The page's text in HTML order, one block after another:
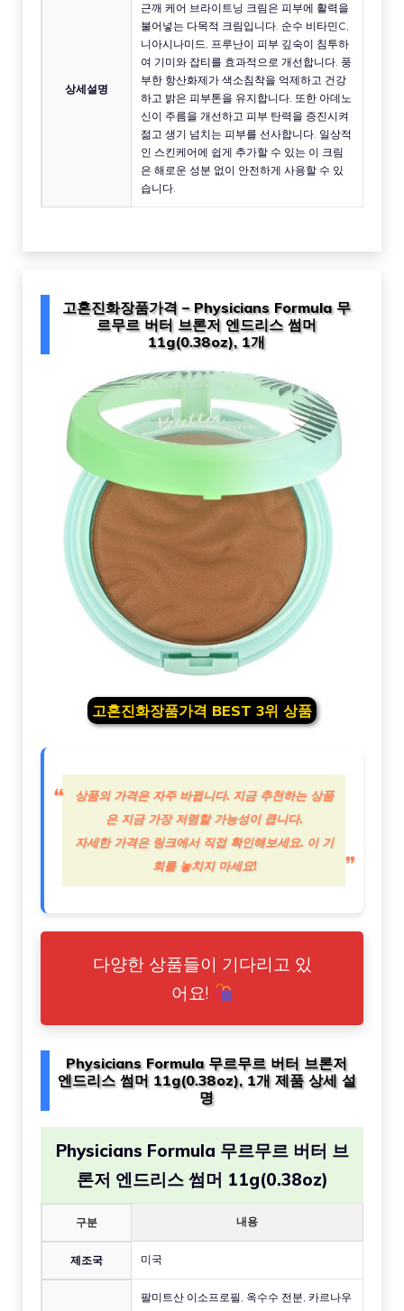
상세설명
근깨 케어 브라이트닝 크림은 피부에 활력을
불어넣는 다목적 크림입니다. 순수 비타민C,
니아시나미드, 프루난이 피부 깊숙이 침투하
여 기미와 잡티를 효과적으로 개선합니다. 풍
부한 항산화제가 색소침착을 억제하고 건강
하고 밝은 피부톤을 유지합니다. 또한 아데노
신이 주름을 개선하고 피부 탄력을 증진시켜
젊고 생기 넘치는 피부를 선사합니다. 일상적
인 스킨케어에 쉽게 추가할 수 있는 이 크림
은 해로운 성분 없이 안전하게 사용할 수 있
습니다.
고혼진화장품가격 – Physicians Formula 무
르무르 버터 브론저 엔드리스 썸머
11g(0.38oz), 1개
고혼진화장품가격 BEST 3위 상품
상품의 가격은 자주 바뀝니다. 지금 추천하는 상품
은 지금 가장 저렴할 가능성이 큽니다.
자세한 가격은 링크에서 직접 확인해보세요. 이 기
회를 놓치지 마세요!
다양한 상품들이 기다리고 있
어요!
Physicians Formula 무르무르 버터 브론저
엔드리스 썸머 11g(0.38oz), 1개 제품 상세 설
명
Physicians Formula 무르무르 버터 브
론저 엔드리스 썸머 11g(0.38oz)
구분 내용
제조국 미국
팔미트산 이소프로필, 옥수수 전분, 카르나우